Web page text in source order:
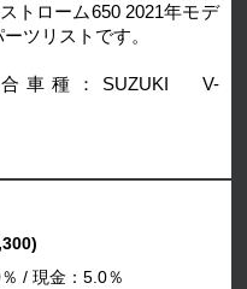
トローム650 2021年モデ
ツリストです。
車種：SUZUKI V-
/ 現金：5.0％